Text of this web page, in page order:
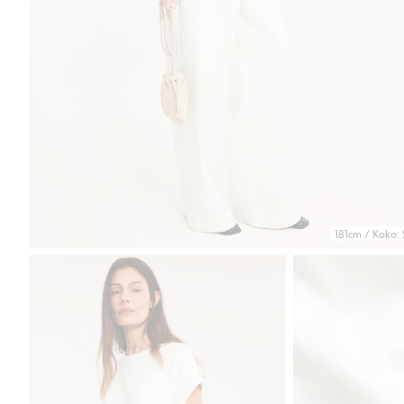
181cm / Koko: